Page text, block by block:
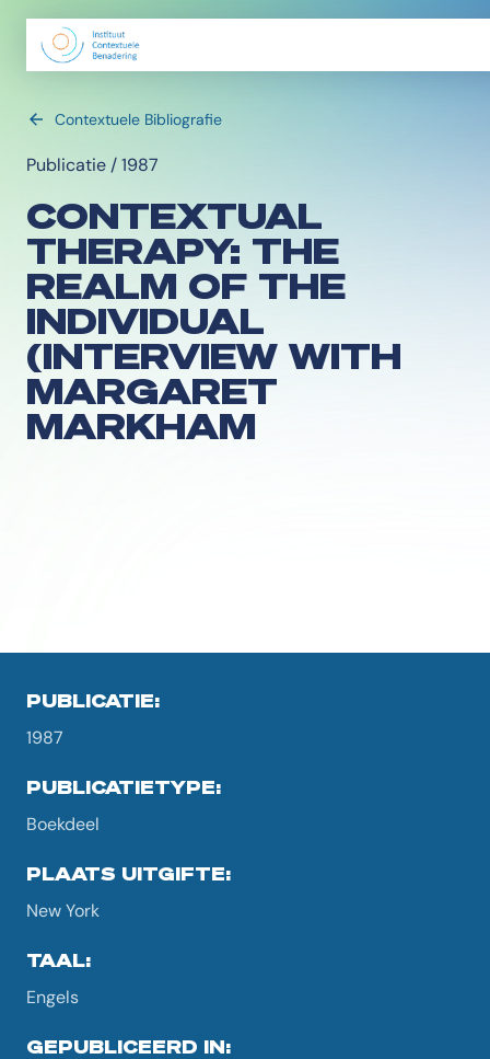
Contextuele Bibliografie
Publicatie / 1987
CONTEXTUAL
THERAPY: THE
REALM OF THE
INDIVIDUAL
(INTERVIEW WITH
MARGARET
MARKHAM
PUBLICATIE:
1987
PUBLICATIETYPE:
Boekdeel
PLAATS UITGIFTE:
New York
TAAL:
Engels
GEPUBLICEERD IN: